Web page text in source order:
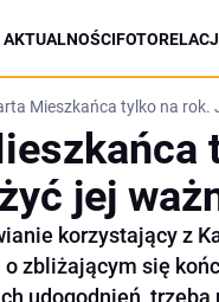
AKTUALNOŚCI
Mieszkańca tylko na rok.
jej
korzystający z
zbliżającym się
udogodnień, trzeba